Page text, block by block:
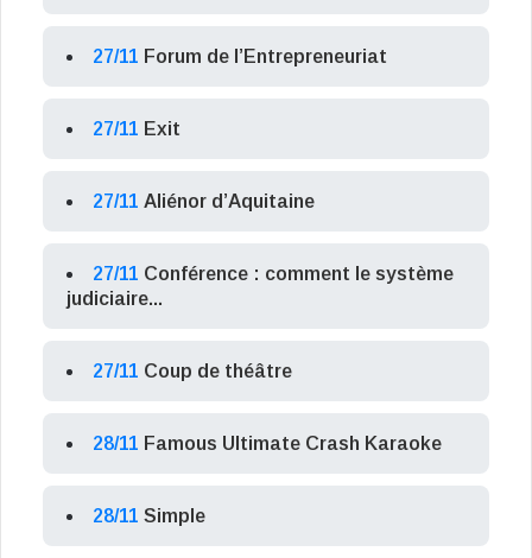
27/11 Forum de l’Entrepreneuriat
27/11 Exit
27/11 Aliénor d’Aquitaine
27/11 Conférence : comment le système
judiciaire...
27/11 Coup de théâtre
28/11 Famous Ultimate Crash Karaoke
28/11 Simple